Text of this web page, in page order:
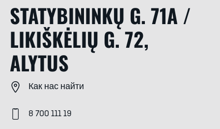
STATYBININKŲ G. 71A /
LIKIŠKĖLIŲ G. 72,
ALYTUS
Как нас найти
8 700 111 19